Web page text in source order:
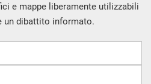
e mappe liberamente utilizzabili
un dibattito informato.